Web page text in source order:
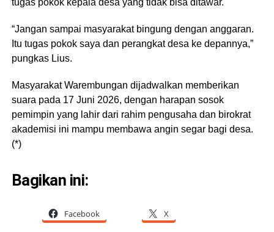
tugas pokok kepala desa yang tidak bisa ditawar.
“Jangan sampai masyarakat bingung dengan anggaran.
Itu tugas pokok saya dan perangkat desa ke depannya,”
pungkas Lius.
Masyarakat Warembungan dijadwalkan memberikan
suara pada 17 Juni 2026, dengan harapan sosok
pemimpin yang lahir dari rahim pengusaha dan birokrat
akademisi ini mampu membawa angin segar bagi desa.
(*)
Bagikan ini:
Facebook X